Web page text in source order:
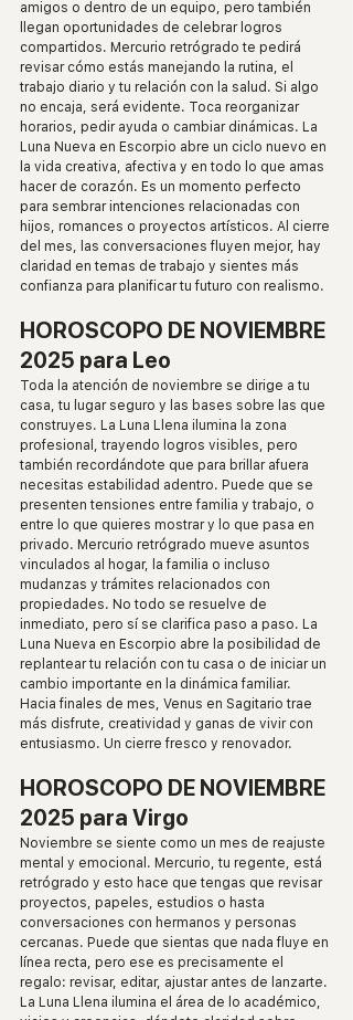
amigos o dentro de un equipo, pero también
llegan oportunidades de celebrar logros
compartidos. Mercurio retrógrado te pedirá
revisar cómo estás manejando la rutina, el
trabajo diario y tu relación con la salud. Si algo
no encaja, será evidente. Toca reorganizar
horarios, pedir ayuda o cambiar dinámicas. La
Luna Nueva en Escorpio abre un ciclo nuevo en
la vida creativa, afectiva y en todo lo que amas
hacer de corazón. Es un momento perfecto
para sembrar intenciones relacionadas con
hijos, romances o proyectos artísticos. Al cierre
del mes, las conversaciones fluyen mejor, hay
claridad en temas de trabajo y sientes más
confianza para planificar tu futuro con realismo.
HOROSCOPO DE NOVIEMBRE
2025 para Leo
Toda la atención de noviembre se dirige a tu
casa, tu lugar seguro y las bases sobre las que
construyes. La Luna Llena ilumina la zona
profesional, trayendo logros visibles, pero
también recordándote que para brillar afuera
necesitas estabilidad adentro. Puede que se
presenten tensiones entre familia y trabajo, o
entre lo que quieres mostrar y lo que pasa en
privado. Mercurio retrógrado mueve asuntos
vinculados al hogar, la familia o incluso
mudanzas y trámites relacionados con
propiedades. No todo se resuelve de
inmediato, pero sí se clarifica paso a paso. La
Luna Nueva en Escorpio abre la posibilidad de
replantear tu relación con tu casa o de iniciar un
cambio importante en la dinámica familiar.
Hacia finales de mes, Venus en Sagitario trae
más disfrute, creatividad y ganas de vivir con
entusiasmo. Un cierre fresco y renovador.
HOROSCOPO DE NOVIEMBRE
2025 para Virgo
Noviembre se siente como un mes de reajuste
mental y emocional. Mercurio, tu regente, está
retrógrado y esto hace que tengas que revisar
proyectos, papeles, estudios o hasta
conversaciones con hermanos y personas
cercanas. Puede que sientas que nada fluye en
línea recta, pero ese es precisamente el
regalo: revisar, editar, ajustar antes de lanzarte.
La Luna Llena ilumina el área de lo académico,